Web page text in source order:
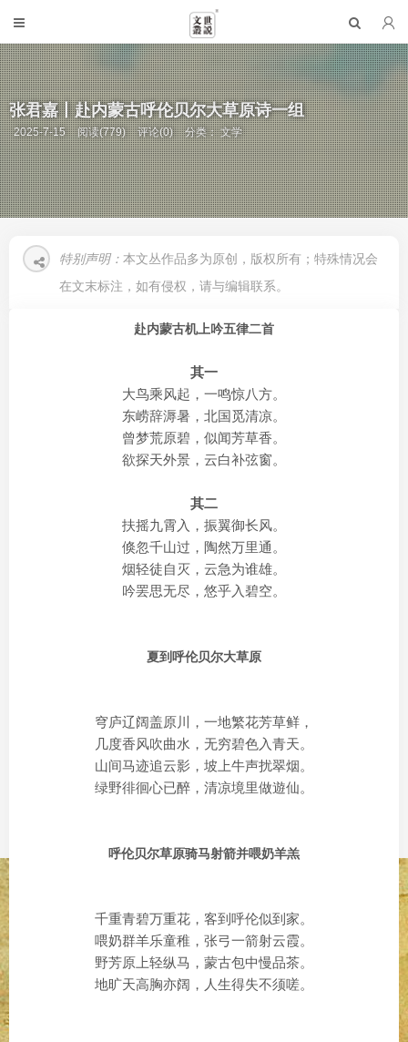
张君嘉丨赴内蒙古呼伦贝尔大草原诗一组
2025-7-15 阅读(779) 评论(0) 分类：文学
特别声明： 本文丛作品多为原创，版权所有；特殊情况会
在文末标注，如有侵权，请与编辑联系。
赴内蒙古机上吟五律二首
其一
大鸟乘风起，一鸣惊八方。
东崂辞溽暑，北国觅清凉。
曾梦荒原碧，似闻芳草香。
欲探天外景，云白补弦窗。
其二
扶摇九霄入，振翼御长风。
倏忽千山过，陶然万里通。
烟轻徒自灭，云急为谁雄。
吟罢思无尽，悠乎入碧空。
夏到呼伦贝尔大草原
穹庐辽阔盖原川，一地繁花芳草鲜，
几度香风吹曲水，无穷碧色入青天。
山间马迹追云影，坡上牛声扰翠烟。
绿野徘徊心已醉，清凉境里做遊仙。
呼伦贝尔草原骑马射箭并喂奶羊羔
千重青碧万重花，客到呼伦似到家。
喂奶群羊乐童稚，张弓一箭射云霞。
野芳原上轻纵马，蒙古包中慢品茶。
地旷天高胸亦阔，人生得失不须嗟。